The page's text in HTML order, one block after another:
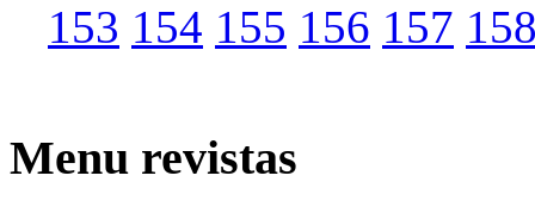
153 154 155 156 157
Menu revistas